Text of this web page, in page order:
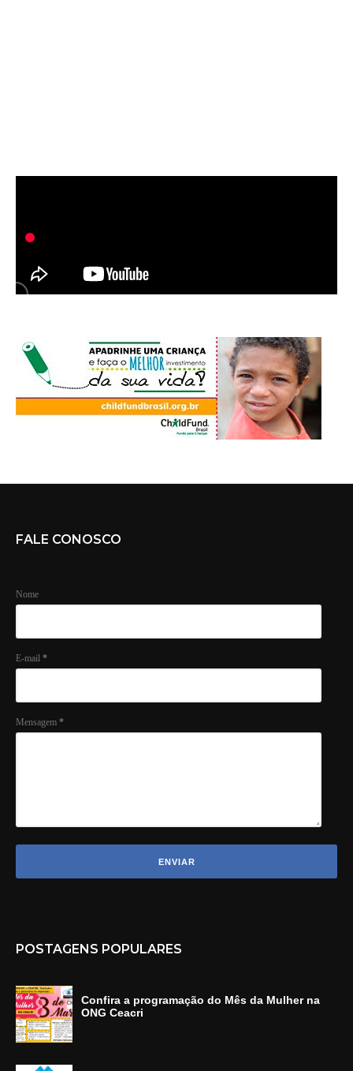
FALE CONOSCO
Nome
E-mail *
Mensagem *
POSTAGENS POPULARES
Confira a programação do Mês da Mulher na
ONG Ceacri